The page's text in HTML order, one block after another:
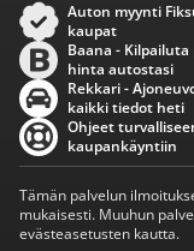
Auton myynti
kaupat
Baana - Kilpailuta
hinta autostasi
Rekkari -
kaikki tiedot heti
Ohjeet
kaupankäyntiin
Tämän palvelun
mukaisesti. Muuhun
evästeasetusten kautta.